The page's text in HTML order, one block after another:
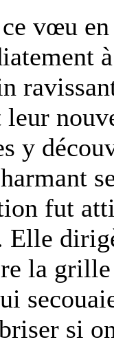
vœu en
leur
y
fut
Elle
la
si